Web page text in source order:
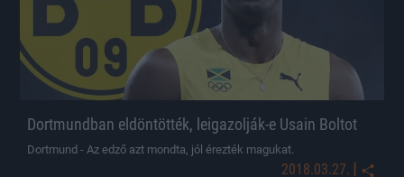
Dortmundban eldöntötték, leigazolják-e Usain Boltot
Dortmund - Az edző azt mondta, jól érezték magukat.
2018.03.27. |